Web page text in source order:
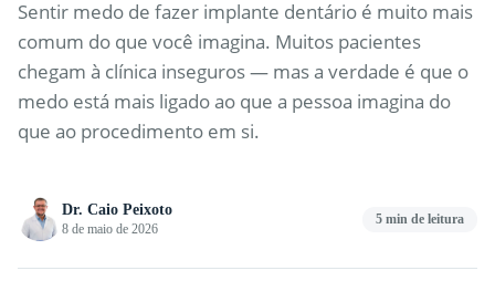
Sentir medo de fazer implante dentário é muito mais
comum do que você imagina. Muitos pacientes
chegam à clínica inseguros — mas a verdade é que o
medo está mais ligado ao que a pessoa imagina do
que ao procedimento em si.
Dr. Caio Peixoto
8 de maio de 2026
5 min de leitura